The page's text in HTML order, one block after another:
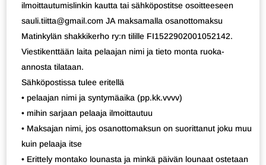
ilmoittautumislinkin kautta tai sähköpostitse osoitteeseen
sauli.tiitta@gmail.com JA maksamalla osanottomaksu
Matinkylän shakkikerho ry:n tilille FI1522902001052142.
Viestikenttään laita pelaajan nimi ja tieto monta ruoka-
annosta tilataan.
Sähköpostissa tulee eritellä
• pelaajan nimi ja syntymäaika (pp.kk.vvvv)
• mihin sarjaan pelaaja ilmoittautuu
• Maksajan nimi, jos osanottomaksun on suorittanut joku muu
kuin pelaaja itse
• Erittely montako lounasta ja minkä päivän lounaat ostetaan